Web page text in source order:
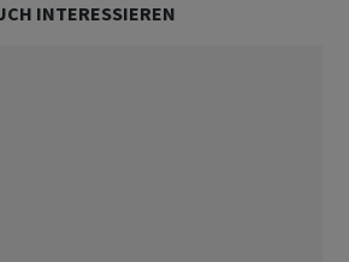
INTERESSIEREN